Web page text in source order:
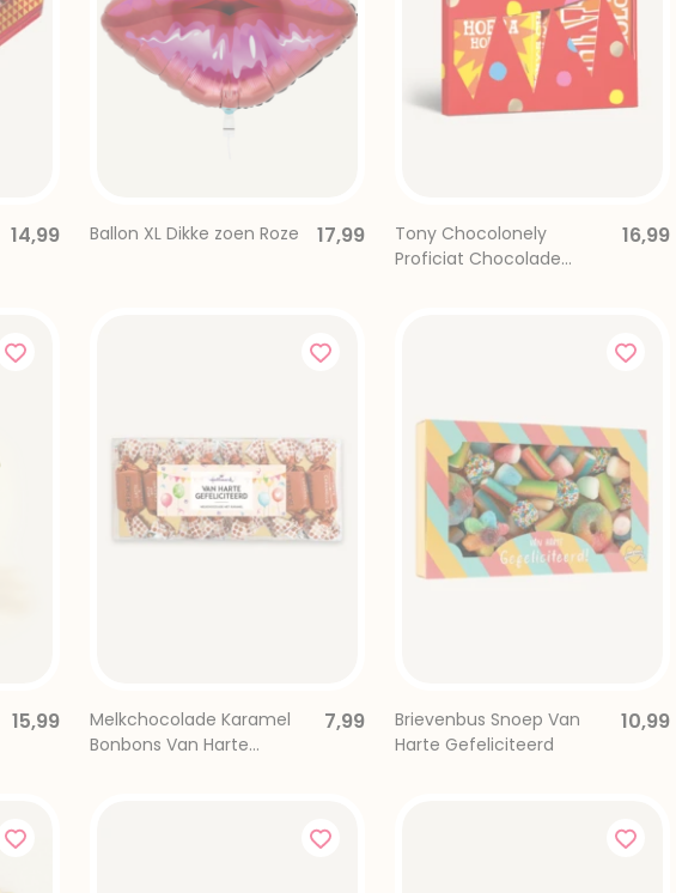
14,99 Ballon XL Dikke zoen Roze 17,99
Tony Chocolonely
Proficiat Chocolade
16,99
15,99
Melkchocolade Karamel
Bonbons Van Harte
7,99
Brievenbus Snoep Van
Harte Gefeliciteerd
10,99